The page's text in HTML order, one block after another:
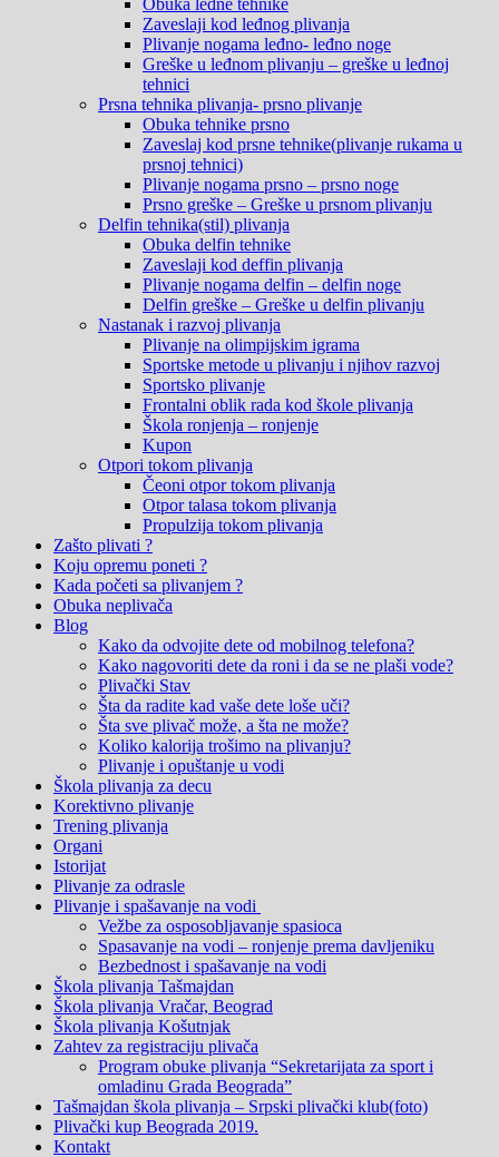
Zaveslaji kod leđnog plivanja
Plivanje nogama leđno- leđno noge
Greške u leđnom plivanju – greške u leđnoj
tehnici
Prsna tehnika plivanja- prsno plivanje
Obuka tehnike prsno
Zaveslaj kod prsne tehnike(plivanje rukama u
prsnoj tehnici)
Plivanje nogama prsno – prsno noge
Prsno greške – Greške u prsnom plivanju
Delfin tehnika(stil) plivanja
Obuka delfin tehnike
Zaveslaji kod deffin plivanja
Plivanje nogama delfin – delfin noge
Delfin greške – Greške u delfin plivanju
Nastanak i razvoj plivanja
Plivanje na olimpijskim igrama
Sportske metode u plivanju i njihov razvoj
Sportsko plivanje
Frontalni oblik rada kod škole plivanja
Škola ronjenja – ronjenje
Kupon
Otpori tokom plivanja
Čeoni otpor tokom plivanja
Otpor talasa tokom plivanja
Propulzija tokom plivanja
Zašto plivati ?
Koju opremu poneti ?
Kada početi sa plivanjem ?
Obuka neplivača
Blog
Kako da odvojite dete od mobilnog telefona?
Kako nagovoriti dete da roni i da se ne plaši vode?
Plivački Stav
Šta da radite kad vaše dete loše uči?
Šta sve plivač može, a šta ne može?
Koliko kalorija trošimo na plivanju?
Plivanje i opuštanje u vodi
Škola plivanja za decu
Korektivno plivanje
Trening plivanja
Organi
Istorijat
Plivanje za odrasle
Plivanje i spašavanje na vodi
Vežbe za osposobljavanje spasioca
Spasavanje na vodi – ronjenje prema davljeniku
Bezbednost i spašavanje na vodi
Škola plivanja Tašmajdan
Škola plivanja Vračar, Beograd
Škola plivanja Košutnjak
Zahtev za registraciju plivača
Program obuke plivanja “Sekretarijata za sport i
omladinu Grada Beograda”
Tašmajdan škola plivanja – Srpski plivački klub(foto)
Plivački kup Beograda 2019.
Kontakt